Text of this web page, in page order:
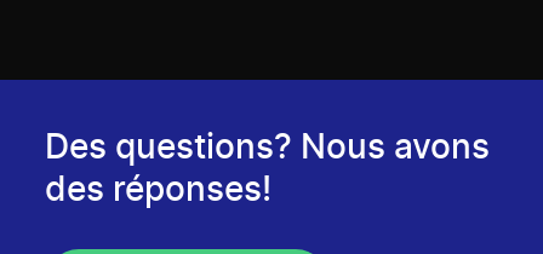
Des questions? Nous avons
des réponses!